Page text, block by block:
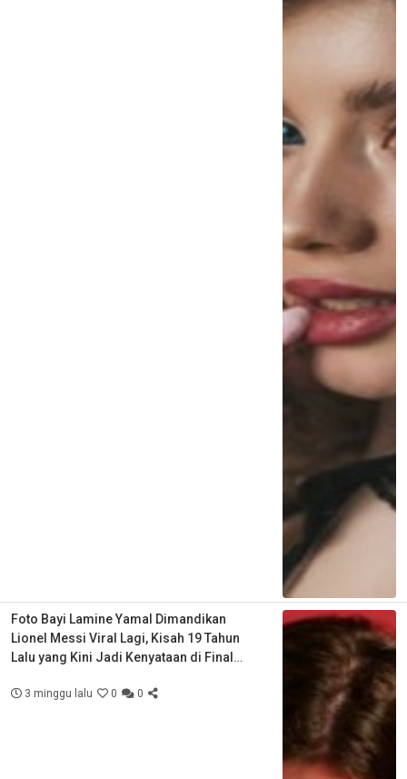
Foto Bayi Lamine Yamal Dimandikan
Lionel Messi Viral Lagi, Kisah 19 Tahun
Lalu yang Kini Jadi Kenyataan di Final
3 minggu lalu 0 0